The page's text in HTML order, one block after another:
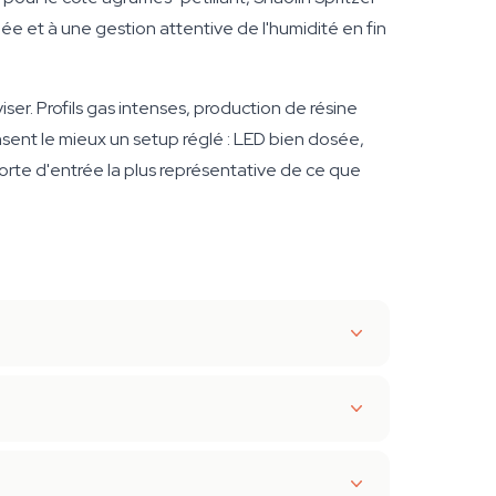
et à une gestion attentive de l'humidité en fin
Profils gas intenses, production de résine
le mieux un setup réglé : LED bien dosée,
d'entrée la plus représentative de ce que